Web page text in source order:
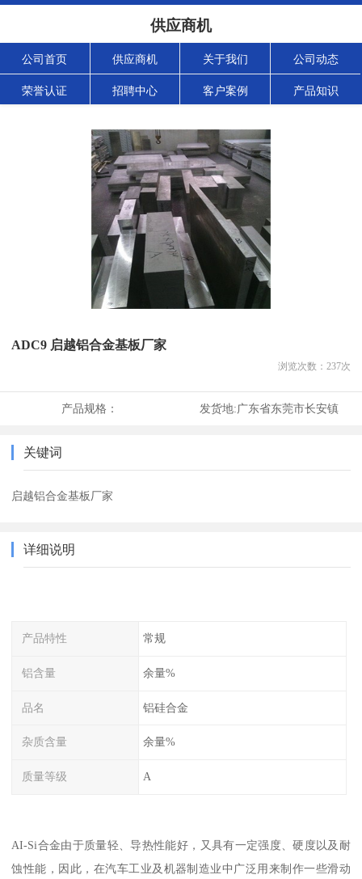
供应商机
公司首页 供应商机 关于我们 公司动态
荣誉认证 招聘中心 客户案例 产品知识
ADC9 启越铝合金基板厂家
浏览次数： 237次
产品规格： 发货地:广东省东莞市长安镇
关键词
启越铝合金基板厂家
详细说明
产品特性 常规
铝含量 余量%
品名 铝硅合金
杂质含量 余量%
质量等级 A
AI-Si合金由于质量轻、导热性能好，又具有一定强度、硬度以及耐
蚀性能，因此，在汽车工业及机器制造业中广泛用来制作一些滑动